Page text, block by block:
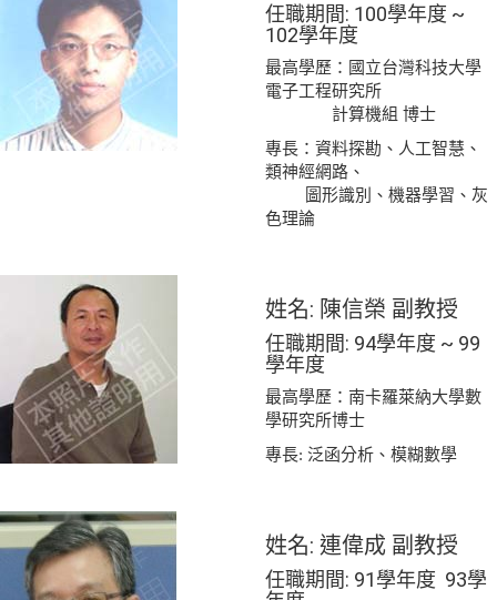
任職期間: 100學年度 ~
102學年度
最高學歷：國立台灣科技大學
電子工程研究所
計算機組 博士
專長：資料探勘、人工智慧、
類神經網路、
圖形識別、機器學習、灰
色理論
姓名: 陳信榮 副教授
任職期間: 94學年度 ~ 99
學年度
最高學歷：南卡羅萊納大學數
學研究所博士
專長: 泛函分析、模糊數學
姓名: 連偉成 副教授
任職期間: 91學年度 93學